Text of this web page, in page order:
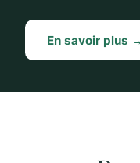
En savoir plus →